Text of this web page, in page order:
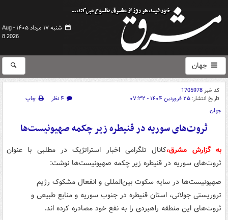
شنبه ۱۷ مرداد ۱۴۰۵ -
Aug
8 2026
جهان
کد خبر1705978
تاریخ انتشار: ۲۵ فروردین ۱۴۰۴ - ۰۷:۳۲ ۴ نظر
چاپ
جهان
ثروت‌های سوریه در قنیطره زیر چکمه صهیونیست‌ها
به گزارش مشرق،کانال تلگرامی اخبار استراتژیک در مطلبی با عنوان
ثروت‌های سوریه در قنیطره زیر چکمه صهیونیست‌ها نوشت:
صهیونیست‌ها در سایه سکوت بین‌المللی و انفعال مشکوک رژیم
تروریستی جولانی، استان قنیطره در جنوب سوریه و منابع طبیعی و
ثروت‌های این منطقه راهبردی را به نفع خود مصادره کرده اند.